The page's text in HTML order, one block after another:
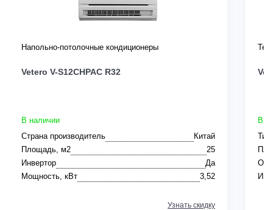
Напольно-потолочные кондиционеры
Vetero V-S12CHPAC R32
В наличии
Страна производитель
Китай
Площадь, м2
25
Инвертор
Да
Мощность, кВт
3,52
Узнать скидку
В
Тип